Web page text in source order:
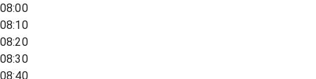
08:00
08:10
08:20
08:30
08:40